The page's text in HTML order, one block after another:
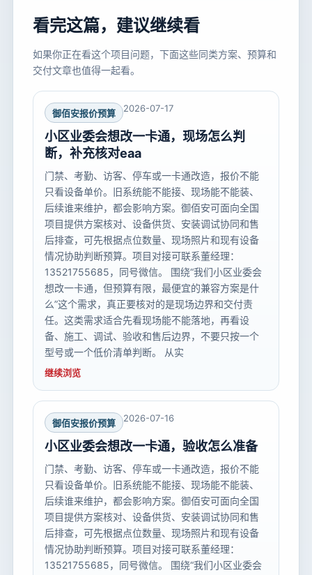
看完这篇，建议继续看
如果你正在看这个项目问题，下面这些同类方案、预算和
交付文章也值得一起看。
御佰安报价预算 2026-07-17
小区业委会想改一卡通，现场怎么判
断，补充核对eaa
门禁、考勤、访客、停车或一卡通改造，报价不能
只看设备单价。旧系统能不能接、现场能不能装、
后续谁来维护，都会影响方案。御佰安可面向全国
项目提供方案核对、设备供货、安装调试协同和售
后排查，可先根据点位数量、现场照片和现有设备
情况协助判断预算。项目对接可联系董经理：
13521755685，同号微信。 围绕“我们小区业委会
想改一卡通，但预算有限，最便宜的兼容方案是什
么”这个需求，真正要核对的是现场边界和交付责
任。这类需求适合先看现场能不能落地，再看设
备、施工、调试、验收和售后边界，不要只按一个
型号或一个低价清单判断。 从实
继续浏览
御佰安报价预算 2026-07-16
小区业委会想改一卡通，验收怎么准备
门禁、考勤、访客、停车或一卡通改造，报价不能
只看设备单价。旧系统能不能接、现场能不能装、
后续谁来维护，都会影响方案。御佰安可面向全国
项目提供方案核对、设备供货、安装调试协同和售
后排查，可先根据点位数量、现场照片和现有设备
情况协助判断预算。项目对接可联系董经理：
13521755685，同号微信。 围绕“我们小区业委会